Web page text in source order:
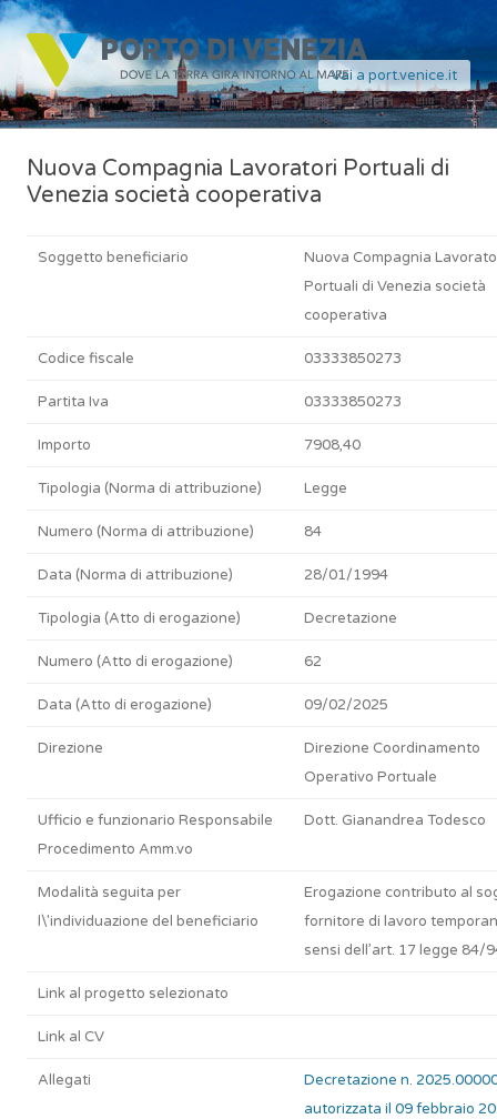
Vai a port.venice.it
Nuova Compagnia Lavoratori Portuali di
Venezia società cooperativa
Soggetto beneficiario
Nuova Compagnia
Portuali di Venezia società
cooperativa
Codice fiscale 03333850273
Partita Iva 03333850273
Importo 7908,40
Tipologia (Norma di attribuzione) Legge
Numero (Norma di attribuzione) 84
Data (Norma di attribuzione) 28/01/1994
Tipologia (Atto di erogazione) Decretazione
Numero (Atto di erogazione) 62
Data (Atto di erogazione) 09/02/2025
Direzione
Direzione Coordinamento
Operativo Portuale
Ufficio e funzionario Responsabile
Procedimento Amm.vo
Dott. Gianandrea Todesco
Modalità seguita per
l\'individuazione del beneficiario
Erogazione contributo al
fornitore di lavoro
sensi dell’art. 17 legge 84/
Link al progetto selezionato
Link al CV
Allegati
Decretazione n.
autorizzata il 09 febbraio